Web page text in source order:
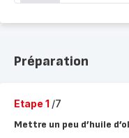
Préparation
Etape 1 /7
Mettre un peu d’huile